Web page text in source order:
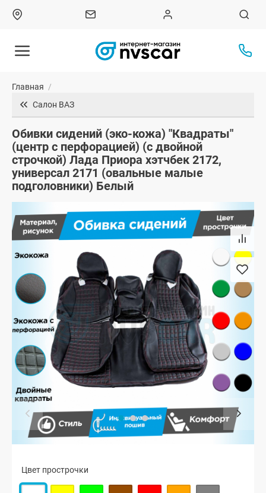
Главная /
Салон ВАЗ
Обивки сидений (эко-кожа) "Квадраты"
(центр с перфорацией) (с двойной
строчкой) Лада Приора хэтчбек 2172,
универсал 2171 (овальные малые
подголовники) Белый
Цвет прострочки